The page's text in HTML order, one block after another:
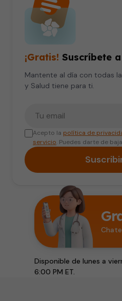
¡Gratis! Suscríbete
Mantente al día con todas
y Salud tiene para ti.
Acepto la política de
servicio. Puedes darte de
Disponible de lunes a
6:00 PM ET.